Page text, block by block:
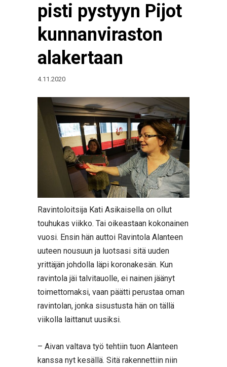
pisti pystyyn Pijot
kunnanviraston
alakertaan
4.11.2020
Ravintoloitsija Kati Asikaisella on ollut
touhukas viikko. Tai oikeastaan kokonainen
vuosi. Ensin hän auttoi Ravintola Alanteen
uuteen nousuun ja luotsasi sitä uuden
yrittäjän johdolla läpi koronakesän. Kun
ravintola jäi talvitauolle, ei nainen jäänyt
toimettomaksi, vaan päätti perustaa oman
ravintolan, jonka sisustusta hän on tällä
viikolla laittanut uusiksi.
– Aivan valtava työ tehtiin tuon Alanteen
kanssa nyt kesällä. Sitä rakennettiin niin